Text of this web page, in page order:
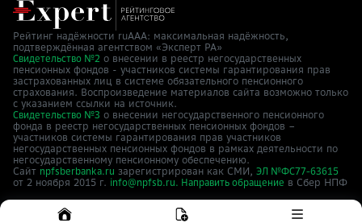
Рейтинг надёжности ruAAA: максимальная надёжность,
подтверждённая агентством «Эксперт РА»
Свидетельство №2 о внесении в реестр негосударственных
пенсионных фондов - участников системы гарантирования прав
застрахованных лиц в системе обязательного пенсионного
страхования. Воспроизведение материалов сайта возможно только
с указанием ссылки на источник.
Свидетельство №3 о внесении негосударственного пенсионного
фонда в реестр негосударственных пенсионных фондов –
участников системы гарантирования прав участников
негосударственных пенсионных фондов в рамках деятельности по
негосударственному пенсионному обеспечению.
Сайт npfsberbanka.ru зарегистрирован как СМИ, ЭЛ №ФС77-63615
от 2 ноября 2015 г. info@npfsb.ru. Направить обращение в Cбер НПФ